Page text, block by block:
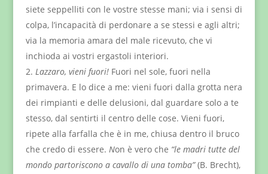
siete seppelliti con le vostre stesse mani; via i sensi di
colpa, l’incapacità di perdonare a se stessi e agli altri;
via la memoria amara del male ricevuto, che vi
inchioda ai vostri ergastoli interiori.
Lazzaro, vieni fuori!Fuori nel sole, fuori nella
primavera. E lo dice a me: vieni fuori dalla grotta nera
dei rimpianti e delle delusioni, dal guardare solo a te
stesso, dal sentirti il centro delle cose. Vieni fuori,
ripete alla farfalla che è in me, chiusa dentro il bruco
che credo di essere. Non è vero che “le madri tutte del
mondo partoriscono a cavallo di una tomba”(B. Brecht),